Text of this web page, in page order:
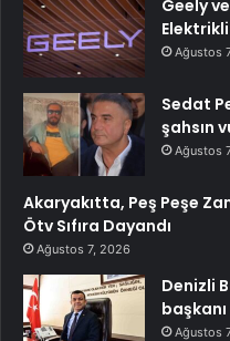
Geely
Ağustos
Sedat
şahsın
Ağustos
Akaryakıtta, Peş Peşe
Ötv Sıfıra Dayandı
Ağustos 7, 2026
Denizli
Ağustos